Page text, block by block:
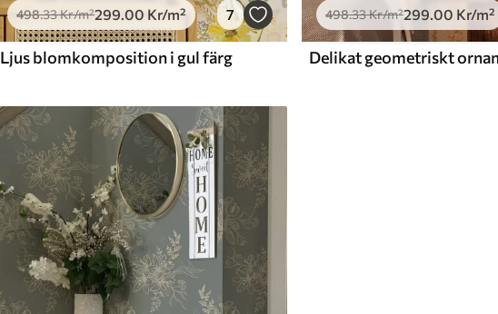
498.33Kr/m²299.00 Kr/m² 7
Ljus blomkomposition i gul färg
498.33Kr/m²299.00 Kr/m²